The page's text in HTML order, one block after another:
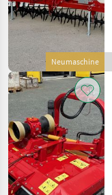
Neumaschine